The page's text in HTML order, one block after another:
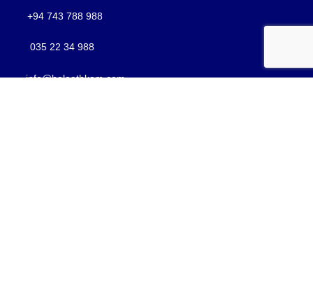
+94 743 788 988
035 22 34 988
info@helaathkam.com